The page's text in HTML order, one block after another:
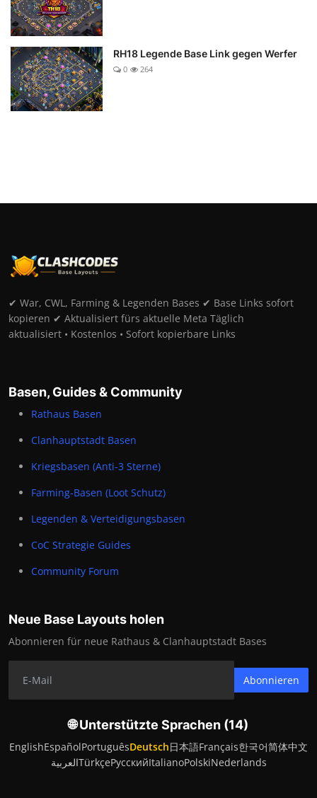
RH18 Legende Base Link gegen Werfer
0 264
✔ War, CWL, Farming & Legenden Bases ✔ Base Links sofort
kopieren ✔ Aktualisiert fürs aktuelle Meta Täglich
aktualisiert • Kostenlos • Sofort kopierbare Links
Basen, Guides & Community
Rathaus Basen
Clanhauptstadt Basen
Kriegsbasen (Anti-3 Sterne)
Farming-Basen (Loot Schutz)
Legenden & Verteidigungsbasen
CoC Strategie Guides
Community Forum
Neue Base Layouts holen
Abonnieren für neue Rathaus & Clanhauptstadt Bases
Abonnieren
🌐 Unterstützte Sprachen (14)
EnglishEspañolPortuguêsDeutsch日本語Français한국어简体中文
العربيةTürkçeРусскийItalianoPolskiNederlands